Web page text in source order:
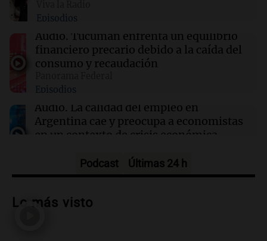
Quiénes son los dos nuevos detenidos por el
femicidio de Agostina y qué se investiga sobre
ellos
Impactante video del tiroteo en un
restaurante de Idaho revela detalles del
ataque y sus héroes
Episodios
Audio. Tucumán enfrenta un equilibrio
financiero precario debido a la caída del
consumo y recaudación
Episodios
Audio. La calidad del empleo en
Argentina cae y preocupa a economistas
en un contexto de crisis económica
Audio.Audiencia por tragedia vial en
teléfono de Óscar González
Podcast Últimas 24 h
Lo más visto